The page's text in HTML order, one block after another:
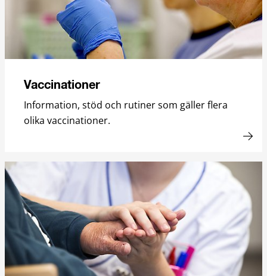
Vaccinationer
Information, stöd och rutiner som gäller flera
olika vaccinationer.